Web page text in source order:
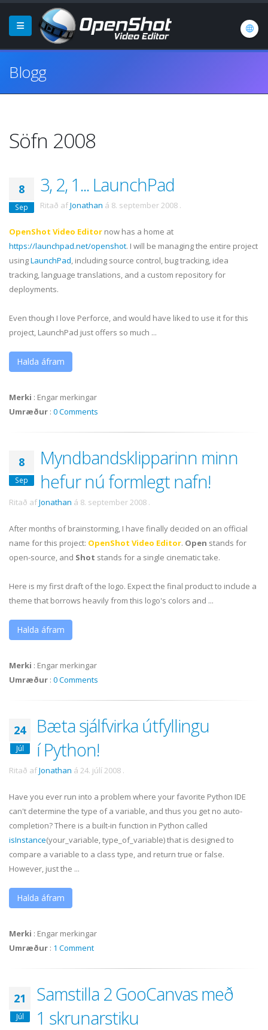
Blogg
Söfn 2008
8
Sep
3, 2, 1... LaunchPad
Ritað afJonathan á 8. september 2008 .
OpenShot Video Editor now has a home at
https://launchpad.net/openshot. I will be managing the entire project
usingLaunchPad, including source control, bug tracking, idea
tracking, language translations, and a custom repository for
deployments.
Even though I love Perforce, and would have liked to use it for this
project, LaunchPad just offers so much ...
Halda áfram
Merki : Engar merkingar
Umræður : 0 Comments
8
Sep
Myndbandsklipparinn minn
hefur nú formlegt nafn!
Ritað afJonathan á 8. september 2008 .
After months of brainstorming, I have finally decided on an official
name for this project: OpenShot Video Editor. Open stands for
open-source, and Shot stands for a single cinematic take.
Here is my first draft of the logo. Expect the final product to include a
theme that borrows heavily from this logo's colors and ...
Halda áfram
Merki : Engar merkingar
Umræður : 0 Comments
24
Júl
Bæta sjálfvirka útfyllingu
í Python!
Ritað afJonathan á 24. júlí 2008 .
Have you ever run into a problem where your favorite Python IDE
can't determine the type of a variable, and thus you get no auto-
completion? There is a built-in function in Python called
isInstance(your_variable, type_of_variable) that is designed to
compare a variable to a class type, and return true or false.
However, just the ...
Halda áfram
Merki : Engar merkingar
Umræður : 1 Comment
21
Júl
Samstilla 2 GooCanvas með
1 skrunarstiku